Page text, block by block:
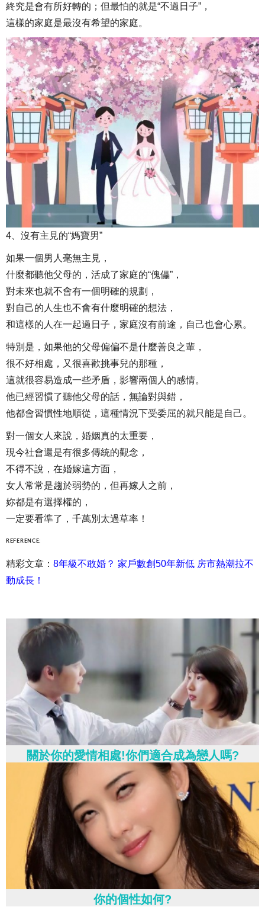
終究是會有所好轉的；但最怕的就是“不過日子”，
這樣的家庭是最沒有希望的家庭。
4、沒有主見的“媽寶男”
如果一個男人毫無主見，
什麼都聽他父母的，活成了家庭的“傀儡”，
對未來也就不會有一個明確的規劃，
對自己的人生也不會有什麼明確的想法，
和這樣的人在一起過日子，家庭沒有前途，自己也會心累。
特別是，如果他的父母偏偏不是什麼善良之輩，
很不好相處，又很喜歡挑事兒的那種，
這就很容易造成一些矛盾，影響兩個人的感情。
他已經習慣了聽他父母的話，無論對與錯，
他都會習慣性地順從，這種情況下受委屈的就只能是自己。
對一個女人來說，婚姻真的太重要，
現今社會還是有很多傳統的觀念，
不得不說，在婚嫁這方面，
女人常常是趨於弱勢的，但再嫁人之前，
妳都是有選擇權的，
一定要看準了，千萬別太過草率！
REFERENCE:
精彩文章： 8年級不敢婚？ 家戶數創50年新低 房市熱潮拉不
動成長！
關於你的愛情相處!你們適合成為戀人嗎?
你的個性如何?